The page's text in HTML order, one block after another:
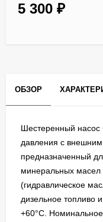
5 300 ₽
ОБЗОР
Шестеренный насос
давления с
предназначенный
минеральных масел
(гидравлическое
дизельное топливо
+60°C.